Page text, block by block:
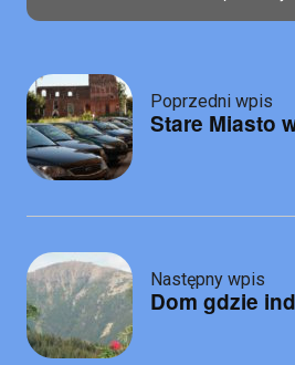
Post
navigation
Poprzedni wpis
Stare Miasto
Następny wpis
Dom gdzie